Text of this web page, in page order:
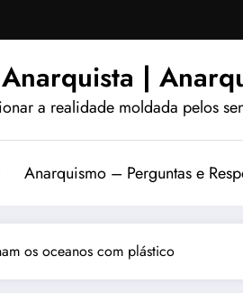
|
a realidade moldada pelos
Anarquismo – Perguntas e
os oceanos com plástico